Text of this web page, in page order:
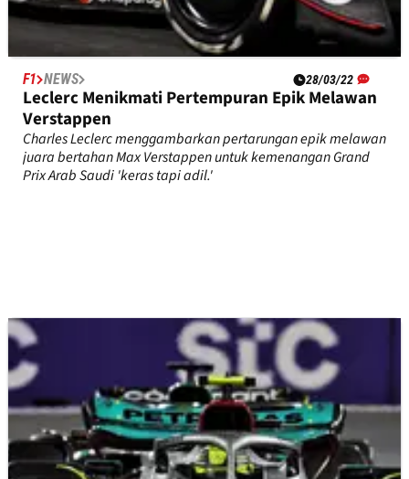
F1 NEWS 28/03/22
Leclerc Menikmati Pertempuran Epik Melawan
Verstappen
Charles Leclerc menggambarkan pertarungan epik melawan
juara bertahan Max Verstappen untuk kemenangan Grand
Prix Arab Saudi 'keras tapi adil.'